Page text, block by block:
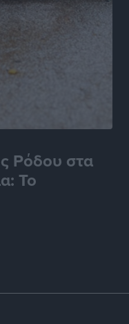
Ρόδου στα
Το